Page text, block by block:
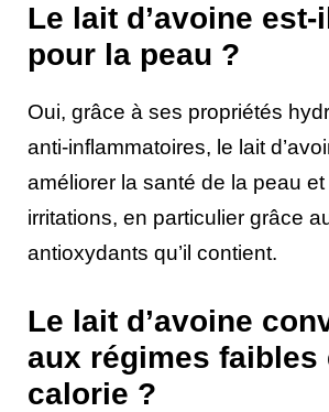
Le lait d’avoine est-
pour la peau ?
Oui, grâce à ses propriétés
anti-inflammatoires, le lait
améliorer la santé de la peau
irritations, en particulier grâce
antioxydants qu’il contient.
Le lait d’avoine
aux régimes faibles
calorie ?